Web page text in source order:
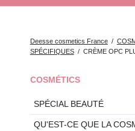
Deesse cosmetics France
SPÉCIFIQUES
CRÈME OPC
Aller
contenu
COSMÉTICS
SPÉCIAL BEAUTÉ
QU'EST-CE QUE LA